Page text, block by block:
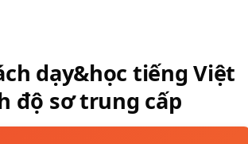
dạy&học tiếng Việt
độ sơ trung cấp